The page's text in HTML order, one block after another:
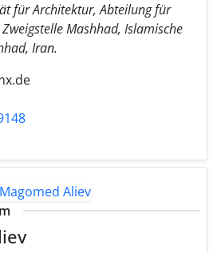
für Architektur, Abteilung für
Mashhad, Islamische
Iran.